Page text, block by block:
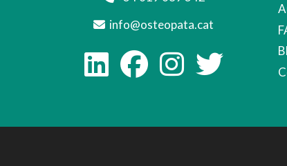
info@osteopata.cat